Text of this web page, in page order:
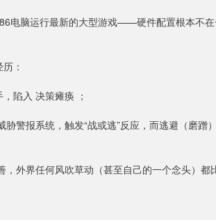
电脑运行最新的大型游戏——硬件配置根本不
：
陷入 决策瘫痪 ；
警报系统，触发“战或逃”反应，而逃避（磨蹭
外界任何风吹草动（甚至自己的一个念头）都